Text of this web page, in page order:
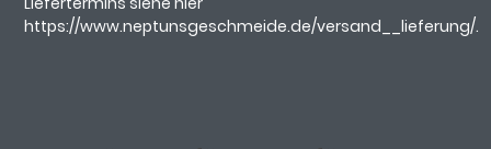
https://www.neptunsgeschmeide.de/versand__lieferung/.